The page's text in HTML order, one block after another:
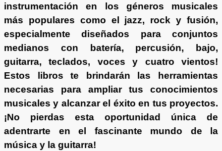
instrumentación en los géneros musicales
más populares como el jazz, rock y fusión,
especialmente diseñados para conjuntos
medianos con batería, percusión, bajo,
guitarra, teclados, voces y cuatro vientos!
Estos libros te brindarán las herramientas
necesarias para ampliar tus conocimientos
musicales y alcanzar el éxito en tus proyectos.
¡No pierdas esta oportunidad única de
adentrarte en el fascinante mundo de la
música y la guitarra!